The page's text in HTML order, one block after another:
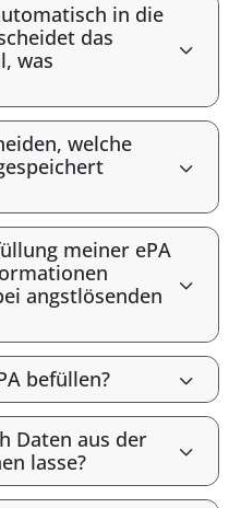
in die
das
was
welche
meiner ePA
angstlösenden
befüllen?
Daten aus der
lasse?